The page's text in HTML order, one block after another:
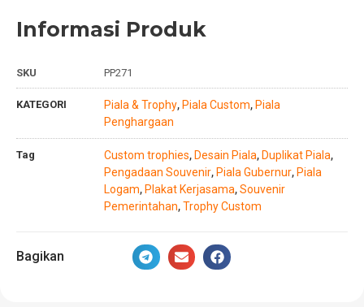
Informasi Produk
SKU PP271
KATEGORI Piala & Trophy, Piala Custom, Piala
Penghargaan
Tag Custom trophies, Desain Piala, Duplikat Piala,
Pengadaan Souvenir, Piala Gubernur, Piala
Logam, Plakat Kerjasama, Souvenir
Pemerintahan, Trophy Custom
Bagikan